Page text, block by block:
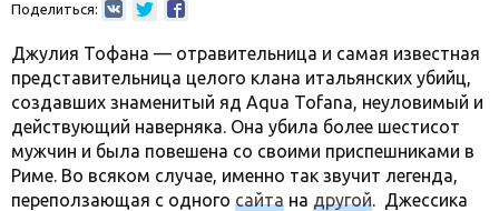
Поделиться:
Джулия Тофана — отравительница и самая известная
представительница целого клана итальянских убийц,
создавших знаменитый яд Aqua Tofana, неуловимый и
действующий наверняка. Она убила более шестисот
мужчин и была повешена со своими приспешниками в
Риме. Во всяком случае, именно так звучит легенда,
переползающая с одного сайта на другой. Джессика